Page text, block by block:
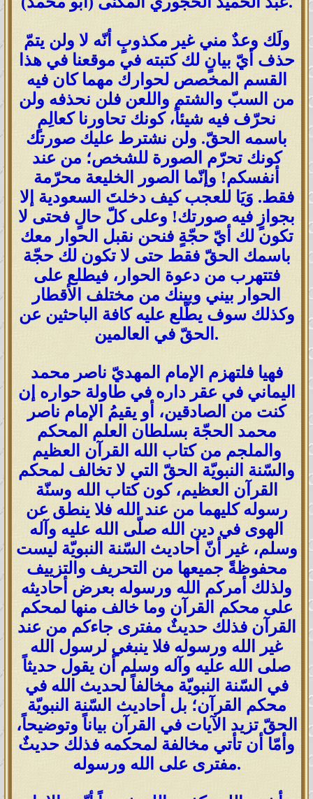
ولَك وعدٌ مني غير مكذوبٍ أنّه لا ولن يتمّ
حذف أيّ بيانٍ لك كتبته في موقعنا في هذا
القسم المخصص لحوارك مهما كان فيه
من السبّ والشتم واللعن فلن نحذفه ولن
نحرّف فيه شيئاً، كونك تحاورنا كعالِمٍ
باسمه الحقّ. ولن نشترط عليك صورتك
كونك تحرّم الصورة للشخص؛ من عند
أنفسكم! وإنّما الصور الخليعة محرّمة
فقط. وَيَا للعجب كيف دخلتَ السعودية إلا
بجوازٍ فيه صورتك! وعلى كلّ حالٍ فحتى لا
تكون لك أيّ حجّةٍ فنحن نقبل الحوار معك
باسمك الحقّ فقط حتى لا تكون لك حجّة
فتتهرب من دعوة الحوار، فيطلع على
الحوار بيني وبينك من مختلف الأقطار
وكذلك سوف يطّلع عليه كافة الباحثين عن
الحقّ في العالمين.
فهيا فلتهزم الإمام المهديّ ناصر محمد
اليماني في عقر داره في طاولة حواره إن
كنت من الصادقين، أو يقيمُ الإمام ناصر
محمد الحجّة بسلطان العلم المحكم
والملجم من كتاب الله القرآن العظيم
والسّنة النبويّة الحقّ التي لا تخالف لمحكم
القرآن العظيم، كون كتاب الله وسنّة
رسوله كليهما من عند الله فلا ينطق عن
الهوى في دين الله صلّى الله عليه وآله
وسلم، غير أنّ أحاديث السّنة النبويّة ليست
محفوظةً جميعها من التحريف والتزييف
ولذلك أمركم الله ورسوله بعرض أحاديثه
على محكم القرآن وما خالف منها لمحكم
القرآن فذلك حديثٌ مفترى جاءكم من عند
غير الله ورسوله فلا ينبغي لرسول الله
صلى الله عليه وآله وسلم أن يقول حديثاً
في السّنة النبويّة مخالفاً لحديث الله في
محكم القرآن؛ بل أحاديث السّنة النبويّة
الحقّ تزيد الآيات في القرآن بياناً وتوضيحاً،
وأمّا أن تأتي مخالفة لمحكمه فذلك حديثٌ
مفترى على الله ورسوله.